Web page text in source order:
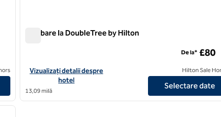
of London
Plimbare la DoubleTree by Hilton
Vizualizați detaliile hotelului pentru DoubleTree by Hilton
Vizualizați detalii despre
hotel
13,09 milă
De la* £80
Hilton Sale
Selectare date
12
imaginea următoare